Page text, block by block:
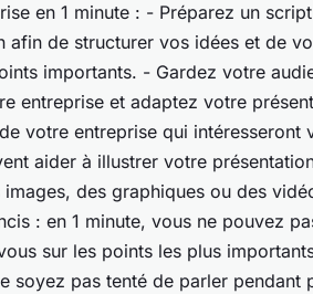
en 1 minute : - Préparez un
afin de structurer vos idées et de
importants. - Gardez votre
entreprise et adaptez votre
votre entreprise qui intéresseront
aider à illustrer votre
des graphiques ou des
: en 1 minute, vous ne pouvez
sur les points les plus
soyez pas tenté de parler pendant